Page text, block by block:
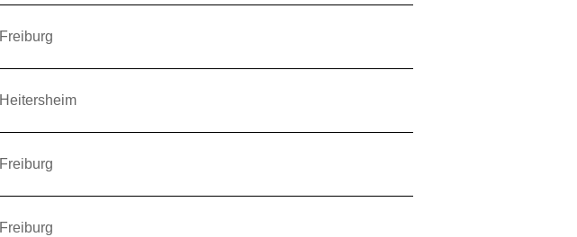
Freiburg
Heitersheim
Freiburg
Freiburg